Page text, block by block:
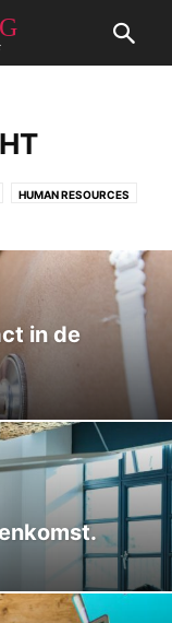
HUMAN RESOURCES
TIPS
in de